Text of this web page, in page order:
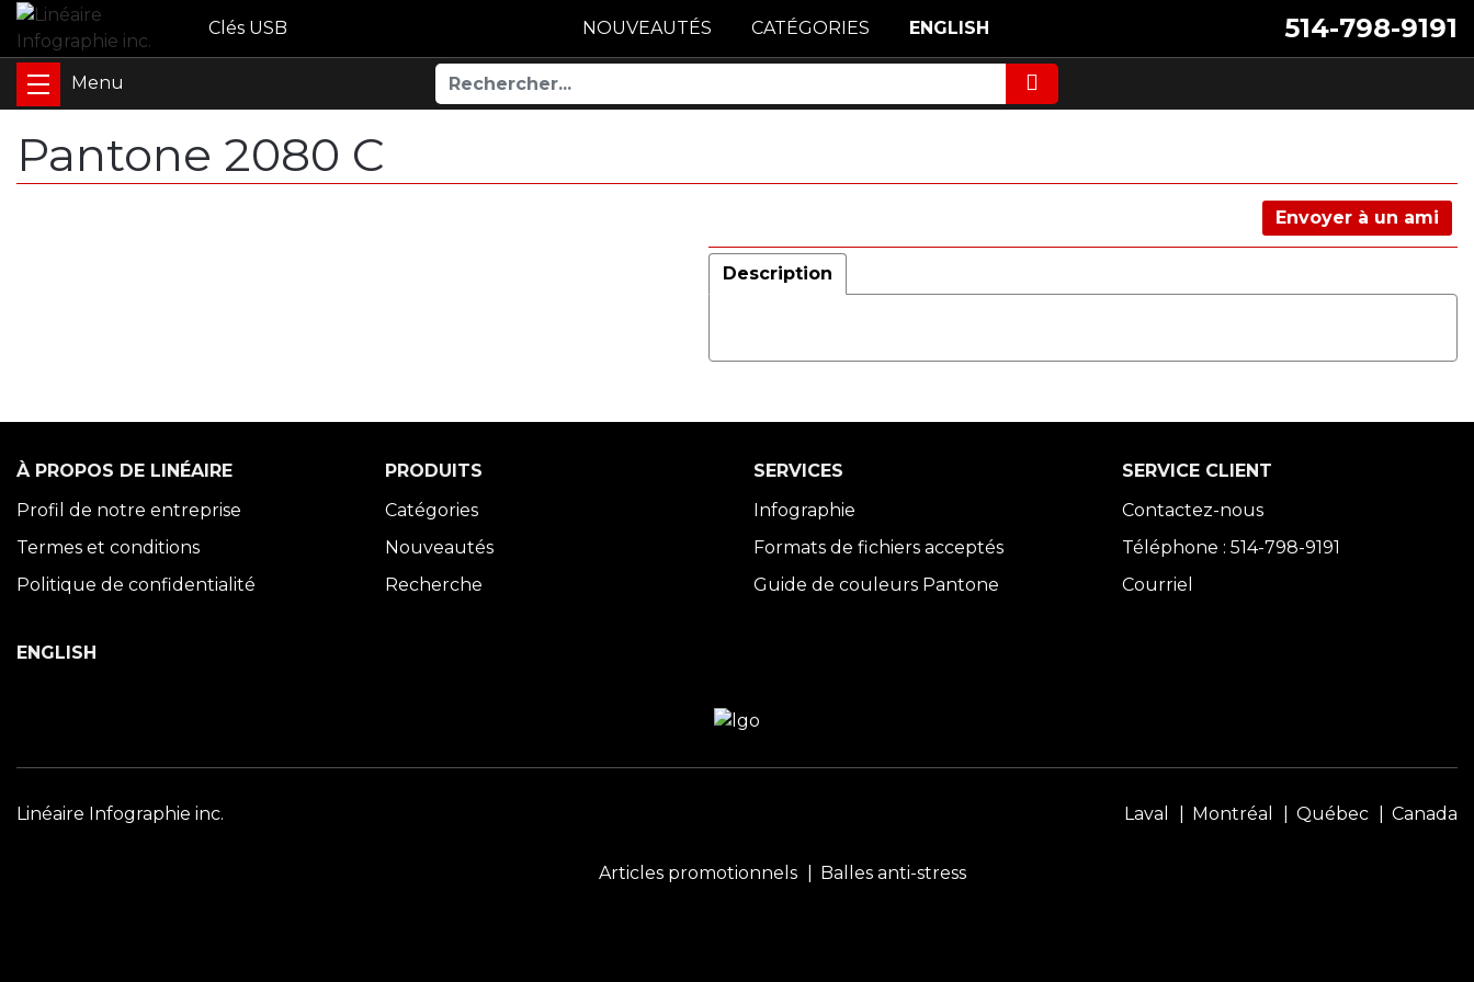
Clés USB 514-798-9191
NOUVEAUTÉS CATÉGORIES ENGLISH
Pantone 2080 C
Envoyer à un ami
Description
À PROPOS DE LINÉAIRE
Profil de notre entreprise
Termes et conditions
Politique de confidentialité
PRODUITS
Catégories
Nouveautés
Recherche
SERVICES
Infographie
Formats de fichiers acceptés
Guide de couleurs Pantone
SERVICE CLIENT
Contactez-nous
Téléphone : 514-798-9191
Courriel
ENGLISH
Linéaire Infographie inc. Laval Montréal Québec Canada
Articles promotionnels Balles anti-stress